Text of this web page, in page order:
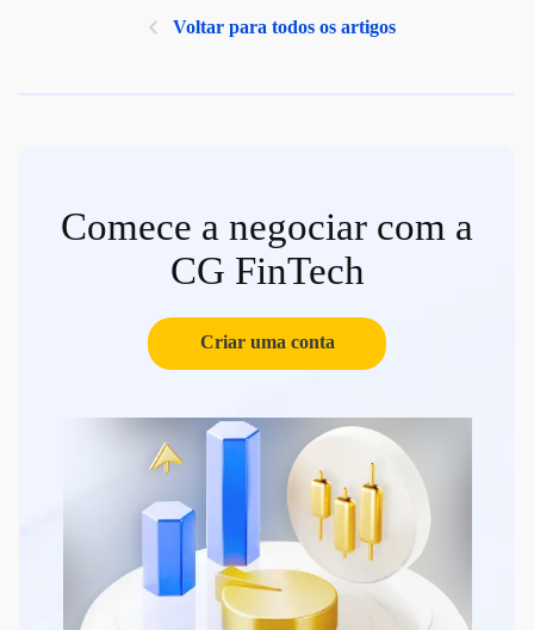
Voltar para todos os artigos
Comece a negociar com a
CG FinTech
Criar uma conta